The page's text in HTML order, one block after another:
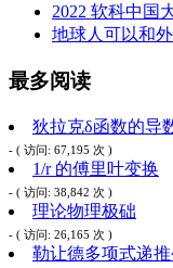
2022 软科中国
地球人可以和
最多阅读
狄拉克δ函数的导
- ( 访问: 67,195 次 )
1/r 的傅里叶变换
- ( 访问: 38,842 次 )
理论物理极础
- ( 访问: 26,165 次 )
勒让德多项式递